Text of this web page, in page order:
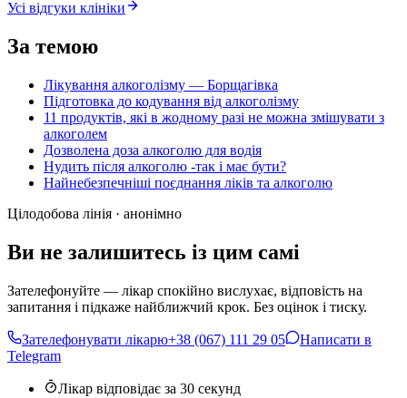
Усі відгуки клініки
За темою
Лікування алкоголізму — Борщагівка
Підготовка до кодування від алкоголізму
11 продуктів, які в жодному разі не можна змішувати з
алкоголем
Дозволена доза алкоголю для водія
Нудить після алкоголю -так і має бути?
Найнебезпечніші поєднання ліків та алкоголю
Цілодобова лінія · анонімно
Ви не залишитесь із цим самі
Зателефонуйте — лікар спокійно вислухає, відповість на
запитання і підкаже найближчий крок. Без оцінок і тиску.
Зателефонувати лікарю+38 (067) 111 29 05
Написати в
Telegram
Лікар відповідає за 30 секунд